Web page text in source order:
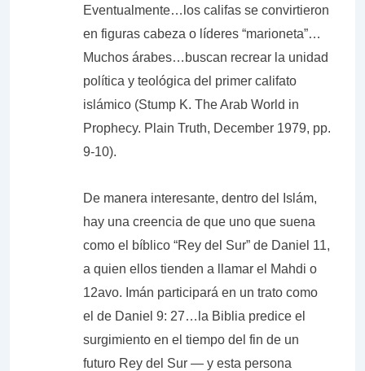
Eventualmente…los califas se convirtieron
en figuras cabeza o líderes “marioneta”…
Muchos árabes…buscan recrear la unidad
política y teológica del primer califato
islámico (Stump K. The Arab World in
Prophecy. Plain Truth, December 1979, pp.
9-10).
De manera interesante, dentro del Islám,
hay una creencia de que uno que suena
como el bíblico “Rey del Sur” de Daniel 11,
a quien ellos tienden a llamar el Mahdi o
12avo. Imán participará en un trato como
el de Daniel 9: 27…la Biblia predice el
surgimiento en el tiempo del fin de un
futuro Rey del Sur — y esta persona